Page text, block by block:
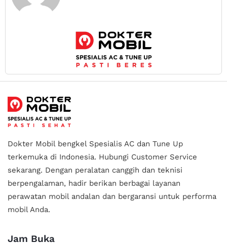
Dokter Mobil bengkel Spesialis AC dan Tune Up
terkemuka di Indonesia. Hubungi Customer Service
sekarang. Dengan peralatan canggih dan teknisi
berpengalaman, hadir berikan berbagai layanan
perawatan mobil andalan dan bergaransi untuk performa
mobil Anda.
Jam Buka